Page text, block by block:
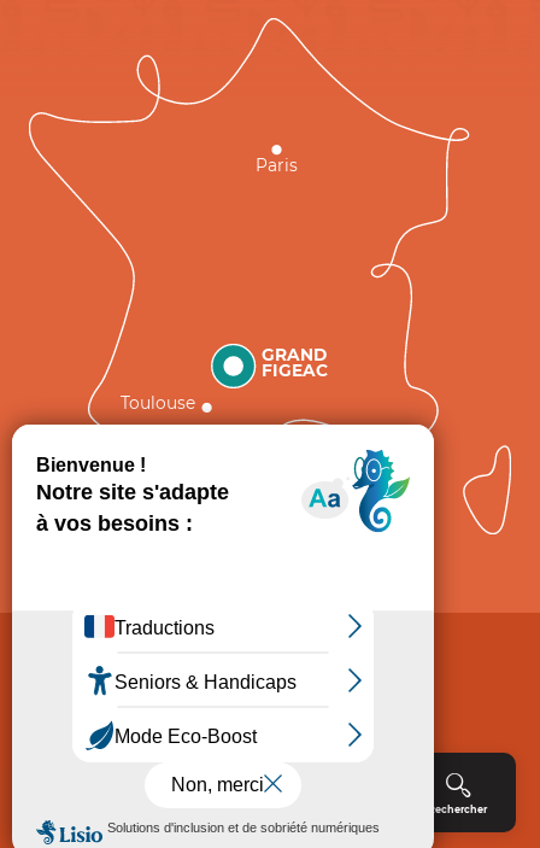
Rechercher
GRAND
FIGEAC
Toulouse
Paris
Politique de Protection des données
Consentement
Accessibilité : non conforme